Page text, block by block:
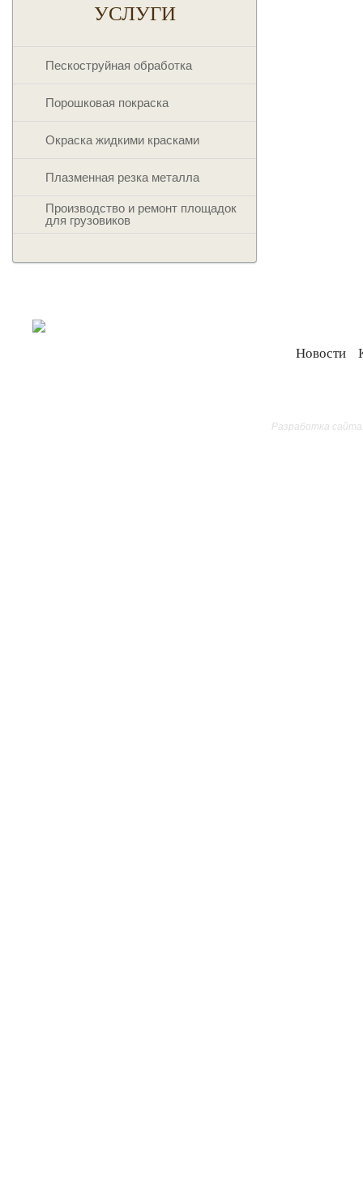
УСЛУГИ
Пескоструйная обработка
Порошковая покраска
Окраска жидкими красками
Плазменная резка металла
Производство и ремонт площадок
для грузовиков
Новости
Разработка